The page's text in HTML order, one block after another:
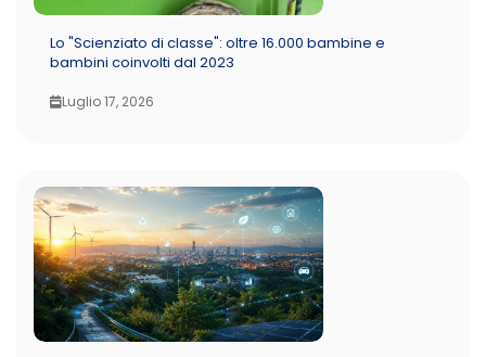
Lo "Scienziato di classe": oltre 16.000 bambine e
bambini coinvolti dal 2023
Luglio 17, 2026